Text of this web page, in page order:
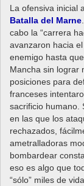
La ofensiva inicial
Batalla del Marne
cabo la “carrera
avanzaron hacia
enemigo hasta
Mancha sin lograr
posiciones para
franceses
sacrificio humano.
en las que los
rechazados,
ametralladoras
bombardear
eso es algo que
“sólo” miles de